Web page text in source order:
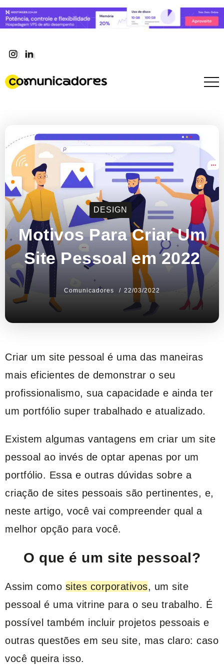
DESIGN
Motivos Para Criar Um
Site Pessoal em 2022
Comunicadores 22/03/2022
Criar um site pessoal é uma das maneiras
mais eficientes de demonstrar o seu
profissionalismo, sua capacidade e ainda ter
um portfólio super trabalhado e atualizado.
Existem algumas vantagens em criar um site
pessoal ao invés de optar apenas por um
portfólio. Essa e outras dúvidas sobre a
criação de sites pessoais são pertinentes, e,
neste artigo, você vai compreender qual a
melhor opção para você.
O que é um site pessoal?
Assim como sites corporativos, um site
pessoal é uma vitrine para o seu trabalho. É
possível também incluir projetos pessoais e
outras questões em seu site, mas claro: caso
você queira isso.